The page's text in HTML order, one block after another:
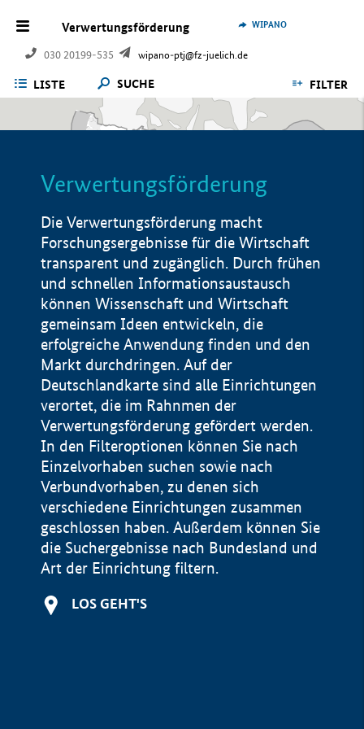
Verwertungsförderung
030 20199-535 wipano-ptj@fz-juelich.de
WIPANO
LISTE SUCHE FILTER
Verwertungsförderung
Die Verwertungsförderung macht
Forschungsergebnisse für die Wirtschaft
transparent und zugänglich. Durch frühen
und schnellen Informationsaustausch
können Wissenschaft und Wirtschaft
gemeinsam Ideen entwickeln, die
erfolgreiche Anwendung finden und den
Markt durchdringen. Auf der
Deutschlandkarte sind alle Einrichtungen
verortet, die im Rahnmen der
Verwertungsförderung gefördert werden.
In den Filteroptionen können Sie nach
Einzelvorhaben suchen sowie nach
Verbundvorhaben, zu denen sich
verschiedene Einrichtungen zusammen
geschlossen haben. Außerdem können Sie
die Suchergebnisse nach Bundesland und
Art der Einrichtung filtern.
LOS GEHT'S